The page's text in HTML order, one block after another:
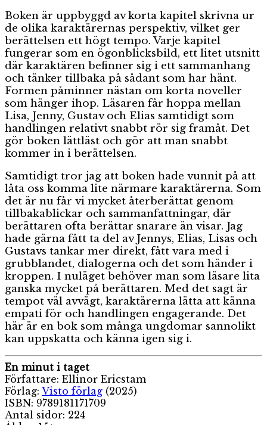
Boken är uppbyggd av korta kapitel skrivna ur
de olika karaktärernas perspektiv, vilket ger
berättelsen ett högt tempo. Varje kapitel
fungerar som en ögonblicksbild, ett litet utsnitt
där karaktären befinner sig i ett sammanhang
och tänker tillbaka på sådant som har hänt.
Formen påminner nästan om korta noveller
som hänger ihop. Läsaren får hoppa mellan
Lisa, Jenny, Gustav och Elias samtidigt som
handlingen relativt snabbt rör sig framåt. Det
gör boken lättläst och gör att man snabbt
kommer in i berättelsen.
Samtidigt tror jag att boken hade vunnit på att
låta oss komma lite närmare karaktärerna. Som
det är nu får vi mycket återberättat genom
tillbakablickar och sammanfattningar, där
berättaren ofta berättar snarare än visar. Jag
hade gärna fått ta del av Jennys, Elias, Lisas och
Gustavs tankar mer direkt, fått vara med i
grubblandet, dialogerna och det som händer i
kroppen. I nuläget behöver man som läsare lita
ganska mycket på berättaren. Med det sagt är
tempot väl avvägt, karaktärerna lätta att känna
empati för och handlingen engagerande. Det
här är en bok som många ungdomar sannolikt
kan uppskatta och känna igen sig i.
En minut i taget
Författare: Ellinor Ericstam
Förlag: Visto förlag (2025)
ISBN: 9789181171709
Antal sidor: 224